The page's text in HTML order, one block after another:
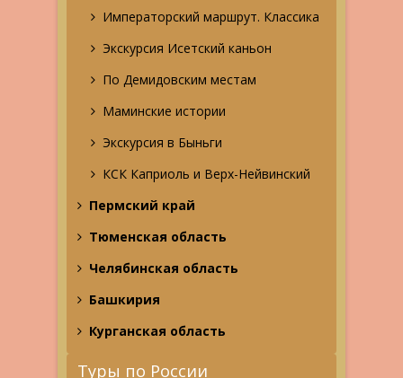
Императорский маршрут. Классика
Экскурсия Исетский каньон
По Демидовским местам
Маминские истории
Экскурсия в Быньги
КСК Каприоль и Верх-Нейвинский
Пермский край
Тюменская область
Челябинская область
Башкирия
Курганская область
Туры по России